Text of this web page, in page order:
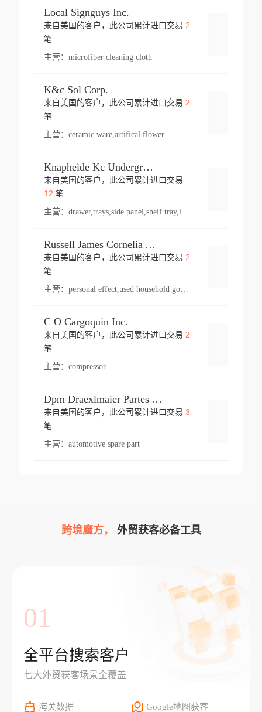
Local Signguys Inc.
来自美国的客户，此公司累计进口交易 2
笔
主营： microfiber cleaning cloth
K&c Sol Corp.
来自美国的客户，此公司累计进口交易 2
笔
主营： ceramic ware,artifical flower
Knapheide Kc Underground
来自美国的客户，此公司累计进口交易
12 笔
主营：
Russell James Cornelia Arlington Va
来自美国的客户，此公司累计进口交易 2
笔
主营： personal effect,used household goods
C O Cargoquin Inc.
来自美国的客户，此公司累计进口交易 2
笔
主营： compressor
Dpm Draexlmaier Partes Automotrices Corr Ind Huejotzingo
来自美国的客户，此公司累计进口交易 3
笔
主营： automotive spare part
跨境魔方， 外贸获客必备工具
01
全平台搜索客户
七大外贸获客场景全覆盖
海关数据 Google地图获客